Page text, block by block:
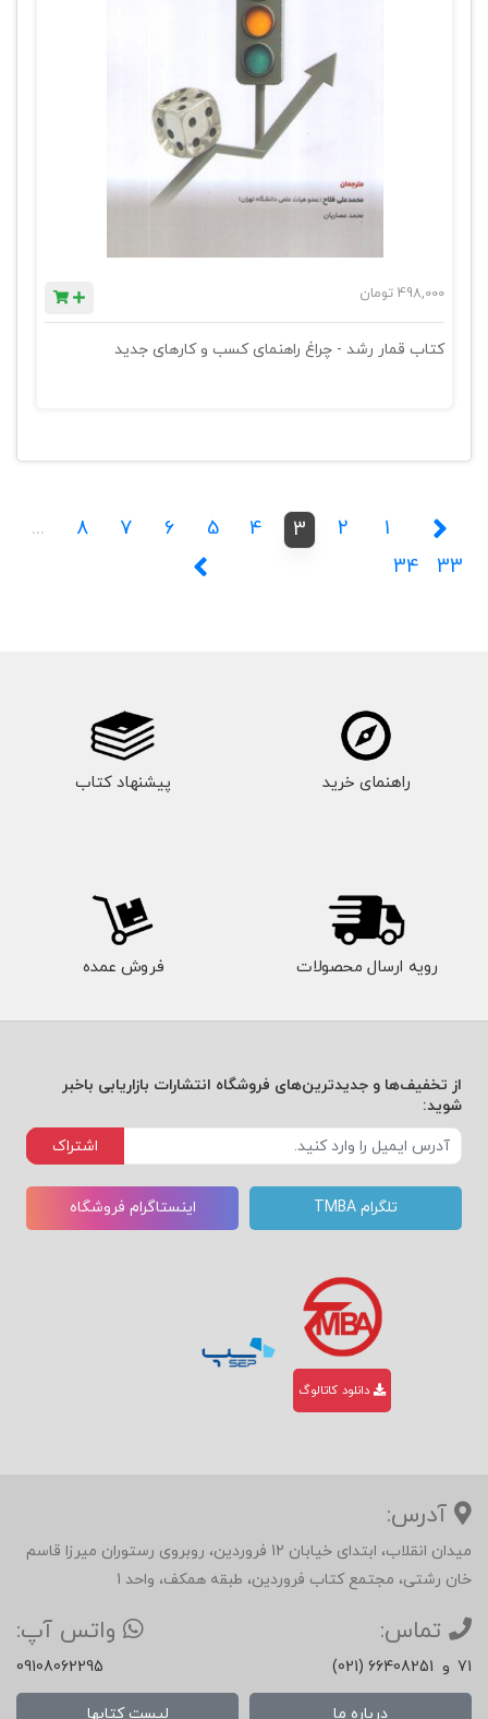
498,000 تومان
کتاب قمار رشد - چراغ راهنمای کسب و کارهای جدید
1
2
3
4
5
6
7
8
...
33
34
راهنمای خرید پیشنهاد کتاب
رویه ارسال محصولات فروش عمده
از تخفیف‌ها و جدیدترین‌های فروشگاه انتشارات بازاریابی باخبر
شوید:
اشتراک
تلگرام TMBA اینستاگرام فروشگاه
دانلود کاتالوگ
آدرس:
میدان انقلاب، ابتدای خیابان 12 فروردین، روبروی رستوران میرزا قاسم
خان رشتی، مجتمع کتاب فروردین، طبقه همکف، واحد 1
تماس:
(021) 66408251 و 71
واتس آپ:
09108062295
درباره ما لیست کتابها